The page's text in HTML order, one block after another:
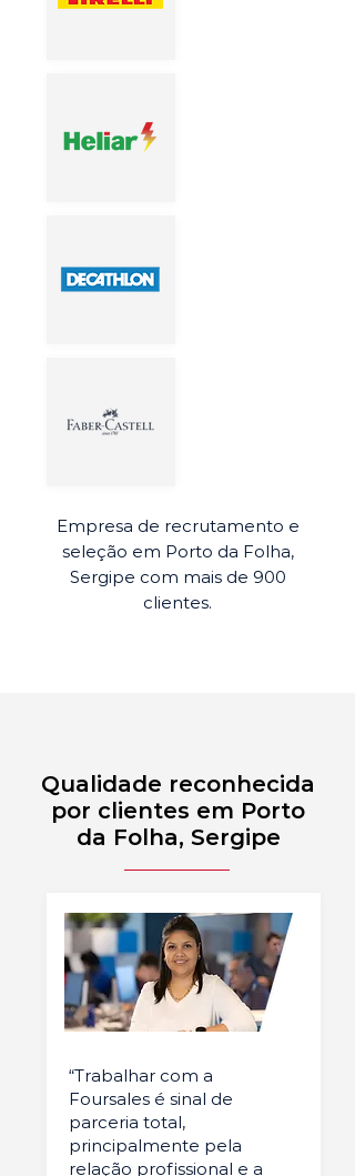
Empresa de recrutamento e
seleção em Porto da Folha,
Sergipe com mais de 900
clientes.
Qualidade reconhecida
por clientes em Porto
da Folha, Sergipe
“Trabalhar com a
Foursales é sinal de
parceria total,
principalmente pela
relação profissional e a